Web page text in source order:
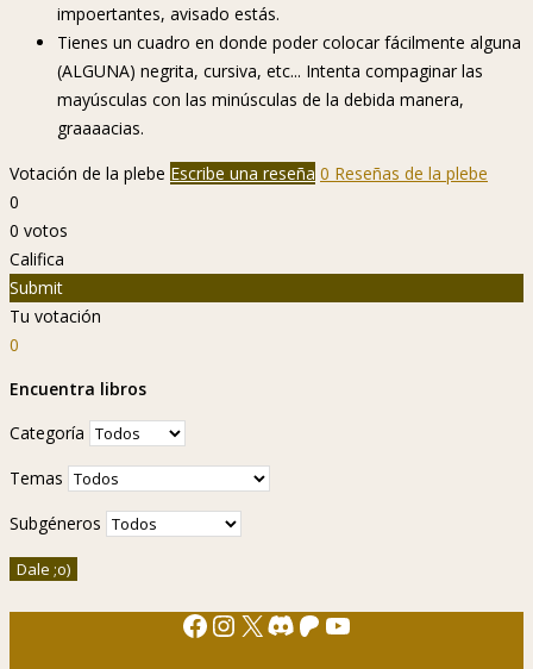
impoertantes, avisado estás.
Tienes un cuadro en donde poder colocar fácilmente alguna
(ALGUNA) negrita, cursiva, etc... Intenta compaginar las
mayúsculas con las minúsculas de la debida manera,
graaaacias.
Votación de la plebe Escribe una reseña 0 Reseñas de la plebe
0
0 votos
Califica
Submit
Tu votación
0
Encuentra libros
Categoría
Temas
Subgéneros
Facebook
Instagram
X Discord
Patreon
YouTube